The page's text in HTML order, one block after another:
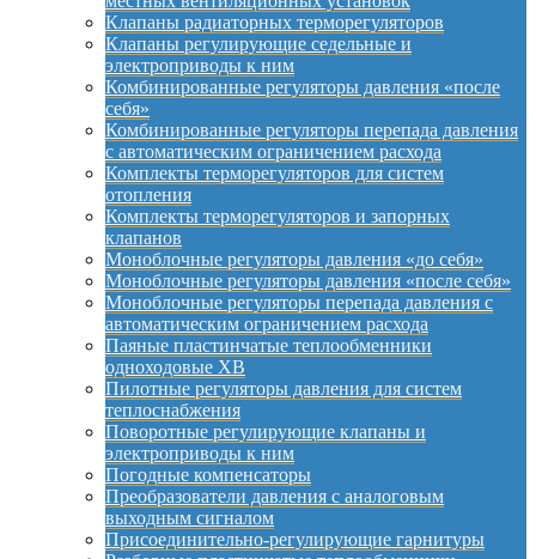
Клапаны радиаторных терморегуляторов
Клапаны регулирующие седельные и
электроприводы к ним
Комбинированные регуляторы давления «после
себя»
Комбинированные регуляторы перепада давления
с автоматическим ограничением расхода
Комплекты терморегуляторов для систем
отопления
Комплекты терморегуляторов и запорных
клапанов
Моноблочные регуляторы давления «до себя»
Моноблочные регуляторы давления «после себя»
Моноблочные регуляторы перепада давления с
автоматическим ограничением расхода
Паяные пластинчатые теплообменники
одноходовые XB
Пилотные регуляторы давления для систем
теплоснабжения
Поворотные регулирующие клапаны и
электроприводы к ним
Погодные компенсаторы
Преобразователи давления с аналоговым
выходным сигналом
Присоединительно-регулирующие гарнитуры